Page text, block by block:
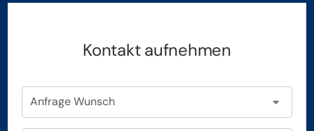
Kontakt aufnehmen
Anfrage Wunsch